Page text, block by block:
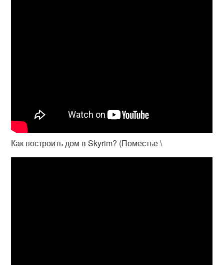
Как построить дом в Skyrim? (Поместье \